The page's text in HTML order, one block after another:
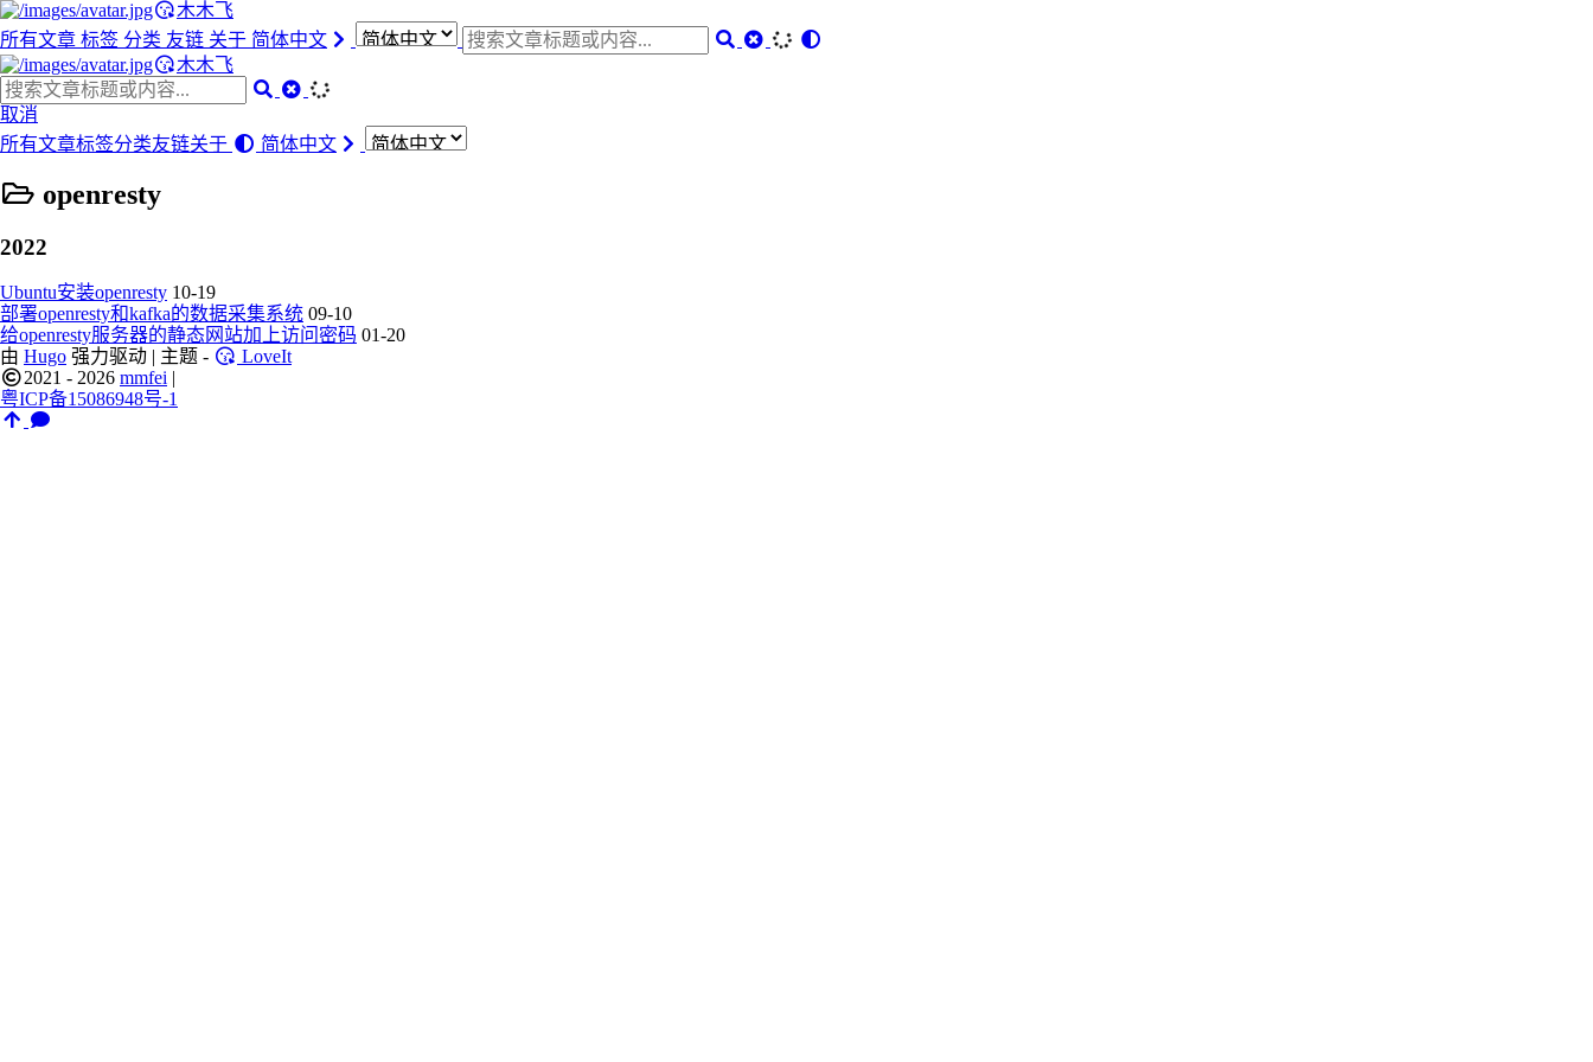
木木飞
所有文章 标签 分类 友链 关于 简体中文
木木飞
取消
所有文章标签分类友链关于 简体中文
openresty
2022
Ubuntu安装openresty 10-19
部署openresty和kafka的数据采集系统 09-10
给openresty服务器的静态网站加上访问密码 01-20
由 Hugo 强力驱动 | 主题 -
LoveIt
2021 - 2026 mmfei |
粤ICP备15086948号-1